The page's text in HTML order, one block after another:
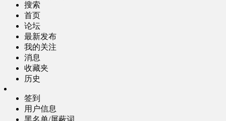
搜索
首页
论坛
最新发布
我的关注
消息
收藏夹
历史
签到
用户信息